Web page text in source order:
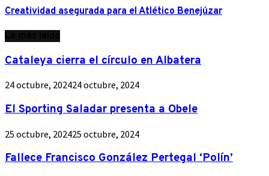
Creatividad asegurada para el Atlético Benejúzar
Cataleya cierra el círculo en Albatera
24 octubre, 202424 octubre, 2024
El Sporting Saladar presenta a Obele
25 octubre, 202425 octubre, 2024
Fallece Francisco González Pertegal ‘Polín’